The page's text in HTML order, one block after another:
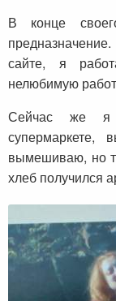
В конце
сайте, я
нелюбимую
Сейчас же я
супермаркете,
вымешиваю, но
хлеб получился